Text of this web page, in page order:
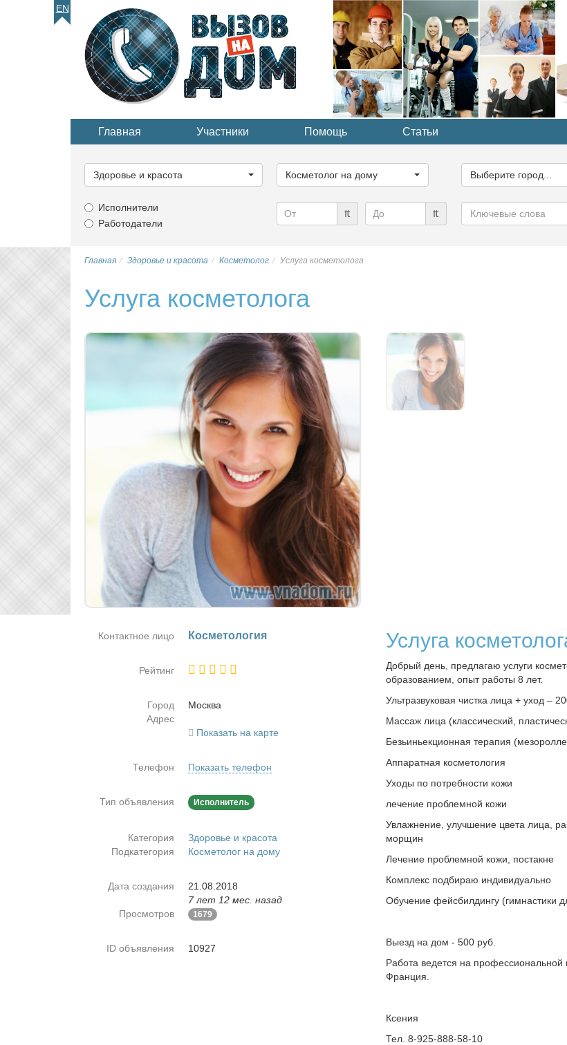
EN
Главная Участники Помощь Статьи
категорию...
Здоровье и красота
категорию...
Косметолог на дому
город...
Выберите город...
Исполнители
Работодатели
₶ ₶
Ключевые
слова
Главная Здоровье и красота Косметолог Услуга косметолога
Услуга косметолога
Услуга
Добрый день, предлагаю услуги
образованием, опыт работы 8 лет.
Ультразвуковая чистка лица + уход –
Массаж лица (классический,
Безьиньекционная терапия
Аппаратная косметология
Уходы по потребности кожи
лечение проблемной кожи
Увлажнение, улучшение цвета лица,
морщин
Лечение проблемной кожи, постакне
Комплекс подбираю индивидуально
Обучение фейсбилдингу (гимнастики
Выезд на дом - 500 руб.
Работа ведется на профессиональной
Франция.
Ксения
Тел. 8-925-888-58-10
Контактное лицо Кос­ме­то­ло­гия
Рейтинг
Город
Москва
Адрес
Показать на карте
Телефон Показать телефон
Тип объявления Исполнитель
Категория
Здоровье и красота
Подкатегория
Косметолог на дому
Дата создания
21.08.2018
7 лет 12 мес. назад
Просмотров
1679
ID объявления 10927